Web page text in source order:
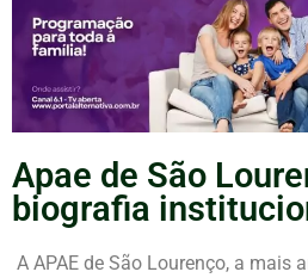
Apae de São
biografia
A APAE de São Lourenço, a mais